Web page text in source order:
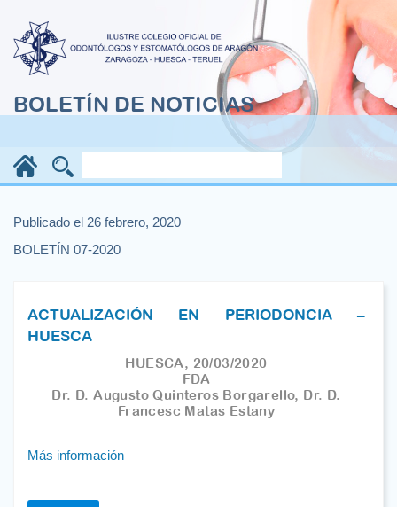
BOLETÍN DE NOTICIAS
Publicado el 26 febrero, 2020
BOLETÍN 07-2020
ACTUALIZACIÓN EN PERIODONCIA –
HUESCA
HUESCA, 20/03/2020
FDA
Dr. D. Augusto Quinteros Borgarello, Dr. D.
Francesc Matas Estany
Más información